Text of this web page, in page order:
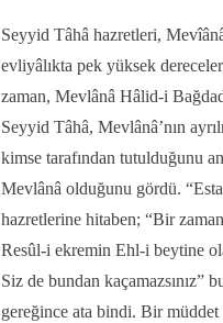
Seyyid Tâhâ hazretleri,
evliyâlıkta pek yüksek
zaman, Mevlânâ Hâlid-i
Seyyid Tâhâ, Mevlânâ’nın
kimse tarafından tutulduğunu
Mevlânâ olduğunu gördü.
hazretlerine hitaben; “Bir
Resûl-i ekremin Ehl-i beytine
Siz de bundan kaçamazsınız”
gereğince ata bindi. Bir müddet